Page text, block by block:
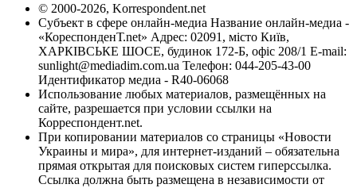
© 2000-2026, Korrespondent.net
Субъект в сфере онлайн-медиа Название онлайн-медиа -
«КореспонденТ.net» Адрес: 02091, місто Київ,
ХАРКІВСЬКЕ ШОСЕ, будинок 172-Б, офіс 208/1 E-mail:
sunlight@mediadim.com.ua Телефон: 044-205-43-00
Идентификатор медиа - R40-06068
Использование любых материалов, размещённых на
сайте, разрешается при условии ссылки на
Корреспондент.net.
При копировании материалов со страницы «Новости
Украины и мира», для интернет-изданий – обязательна
прямая открытая для поисковых систем гиперссылка.
Ссылка должна быть размещена в независимости от